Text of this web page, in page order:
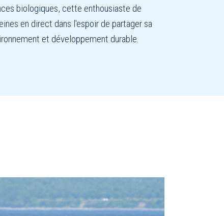
biologiques, cette enthousiaste de
en direct dans l'espoir de partager sa
et développement durable.